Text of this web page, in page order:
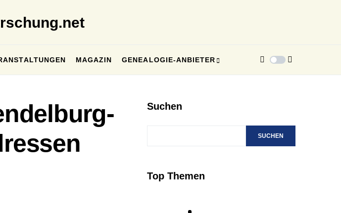
MAGAZIN GENEALOGIE-ANBIETER
Suchen
SUCHEN
Top Themen